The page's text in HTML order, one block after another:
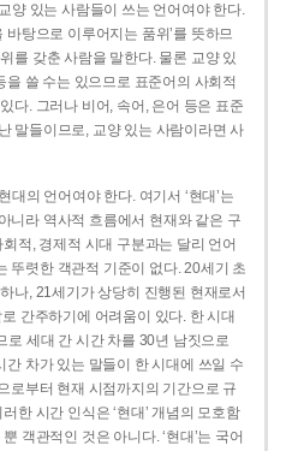
양 있는 사람들이 쓰는 언어여야 한다.
바탕으로 이루어지는 품위’를 뜻하므
를 갖춘 사람을 말한다. 물론 교양 있
을 쓸 수는 있으므로 표준어의 사회적
다. 그러나 비어, 속어, 은어 등은 표준
말들이므로, 교양 있는 사람이라면 사
대의 언어여야 한다. 여기서 ‘현대’는
니라 역사적 흐름에서 현재와 같은 구
적, 경제적 시대 구분과는 달리 언어
뚜렷한 객관적 기준이 없다. 20세기 초
나, 21세기가 상당히 진행된 현재로서
간주하기에 어려움이 있다. 한 시대
로 세대 간 시간 차를 30년 남짓으로
차가 있는 말들이 한 시대에 쓰일 수
로부터 현재 시점까지의 기간으로 규
한 시간 인식은 ‘현대’ 개념의 모호함
객관적인 것은 아니다. ‘현대’는 국어